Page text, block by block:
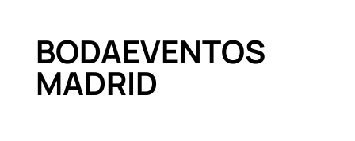
BODAEVENTOS
MADRID